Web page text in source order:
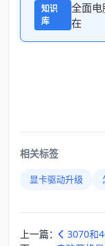
知识
库
全面
在
相关标签
显卡驱动升级
上一篇：
3070和